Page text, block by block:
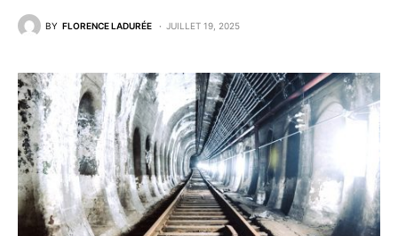
BY FLORENCE LADURÉE JUILLET 19, 2025